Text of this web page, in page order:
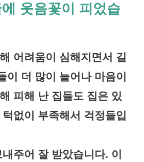
웃음꽃이 피었습
어려움이 심해지면서 길
이 더 많이 늘어나 마음이
피해 난 집들도 집은 있
없이 부족해서 걱정들입
주어 잘 받았습니다. 이